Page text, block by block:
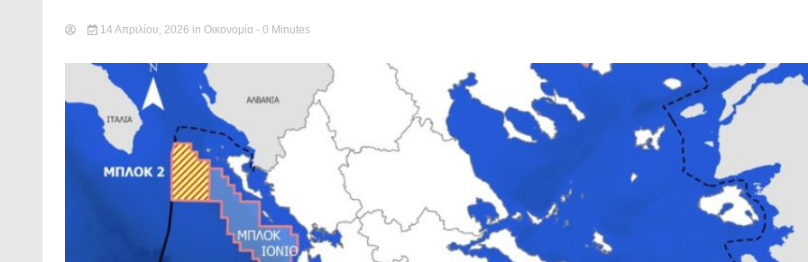
14 Απριλίου, 2026 in Οικονομία - 0 Minutes